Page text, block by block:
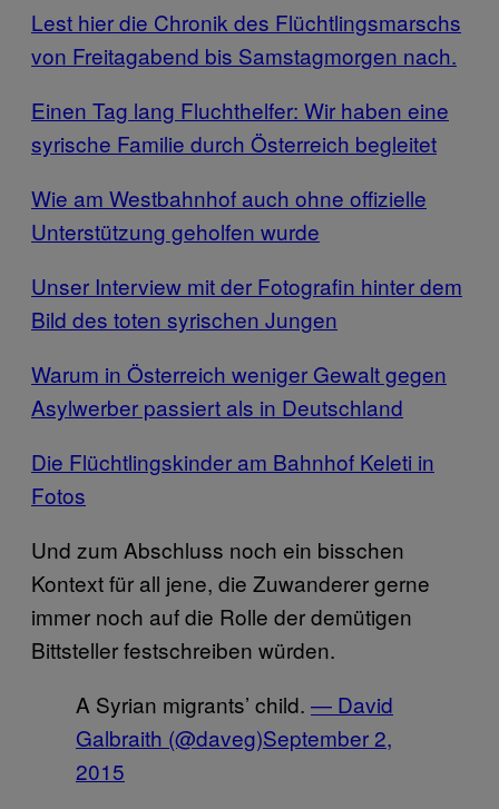
Lest hier die Chronik des Flüchtlingsmarschs
von Freitagabend bis Samstagmorgen nach.
Einen Tag lang Fluchthelfer: Wir haben eine
syrische Familie durch Österreich begleitet
Wie am Westbahnhof auch ohne offizielle
Unterstützung geholfen wurde
Unser Interview mit der Fotografin hinter dem
Bild des toten syrischen Jungen
Warum in Österreich weniger Gewalt gegen
Asylwerber passiert als in Deutschland
Die Flüchtlingskinder am Bahnhof Keleti in
Fotos
Und zum Abschluss noch ein bisschen
Kontext für all jene, die Zuwanderer gerne
immer noch auf die Rolle der demütigen
Bittsteller festschreiben würden.
A Syrian migrants’ child. — David
Galbraith (@daveg)September 2,
2015